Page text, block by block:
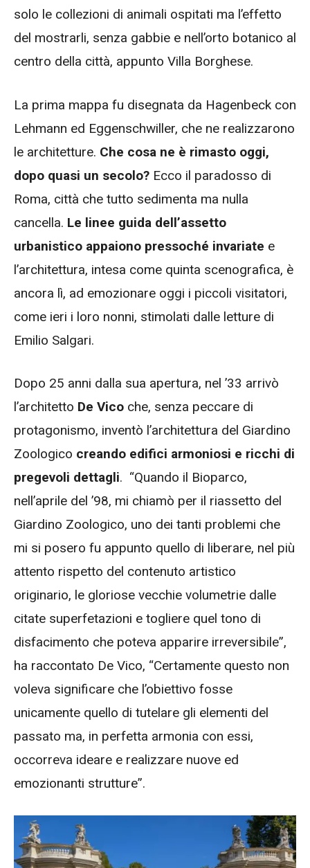
solo le collezioni di animali ospitati ma l’effetto
del mostrarli, senza gabbie e nell’orto botanico al
centro della città, appunto Villa Borghese.
La prima mappa fu disegnata da Hagenbeck con
Lehmann ed Eggenschwiller, che ne realizzarono
le architetture. Che cosa ne è rimasto oggi,
dopo quasi un secolo? Ecco il paradosso di
Roma, città che tutto sedimenta ma nulla
cancella. Le linee guida dell’assetto
urbanistico appaiono pressoché invariate e
l’architettura, intesa come quinta scenografica, è
ancora lì, ad emozionare oggi i piccoli visitatori,
come ieri i loro nonni, stimolati dalle letture di
Emilio Salgari.
Dopo 25 anni dalla sua apertura, nel ’33 arrivò
l’architetto De Vico che, senza peccare di
protagonismo, inventò l’architettura del Giardino
Zoologico creando edifici armoniosi e ricchi di
pregevoli dettagli. “Quando il Bioparco,
nell’aprile del ’98, mi chiamò per il riassetto del
Giardino Zoologico, uno dei tanti problemi che
mi si posero fu appunto quello di liberare, nel più
attento rispetto del contenuto artistico
originario, le gloriose vecchie volumetrie dalle
citate superfetazioni e togliere quel tono di
disfacimento che poteva apparire irreversibile”,
ha raccontato De Vico, “Certamente questo non
voleva significare che l’obiettivo fosse
unicamente quello di tutelare gli elementi del
passato ma, in perfetta armonia con essi,
occorreva ideare e realizzare nuove ed
emozionanti strutture”.